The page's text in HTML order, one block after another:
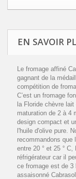
EN SAVOIR
Le fromage affiné
gagnant de la
compétition de
C’est un fromage
la Floride chèvre
maturation de 2 à 4
design compact et
l'huile d'olive pure.
recommandons que
entre 20 ° et 25 °
réfrigérateur car il
ce fromage est de 3
assaisonné